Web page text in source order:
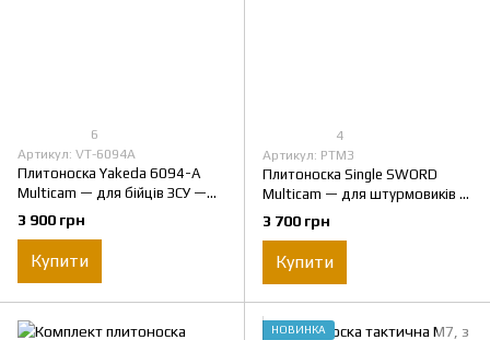
6
Артикул: VT-6094A
Плитоноска Yakeda 6094-A
Multicam — для бійців ЗСУ —
Cordura 1000D, лазерне MOLLE,
75–130 см
3 900 грн
Купити
4
Артикул: PTM3
Плитоноска Single SWORD
Multicam — для штурмовиків —
Cordura 1000D, 8 підсумків,
напашник
3 700 грн
Купити
НОВИНКА